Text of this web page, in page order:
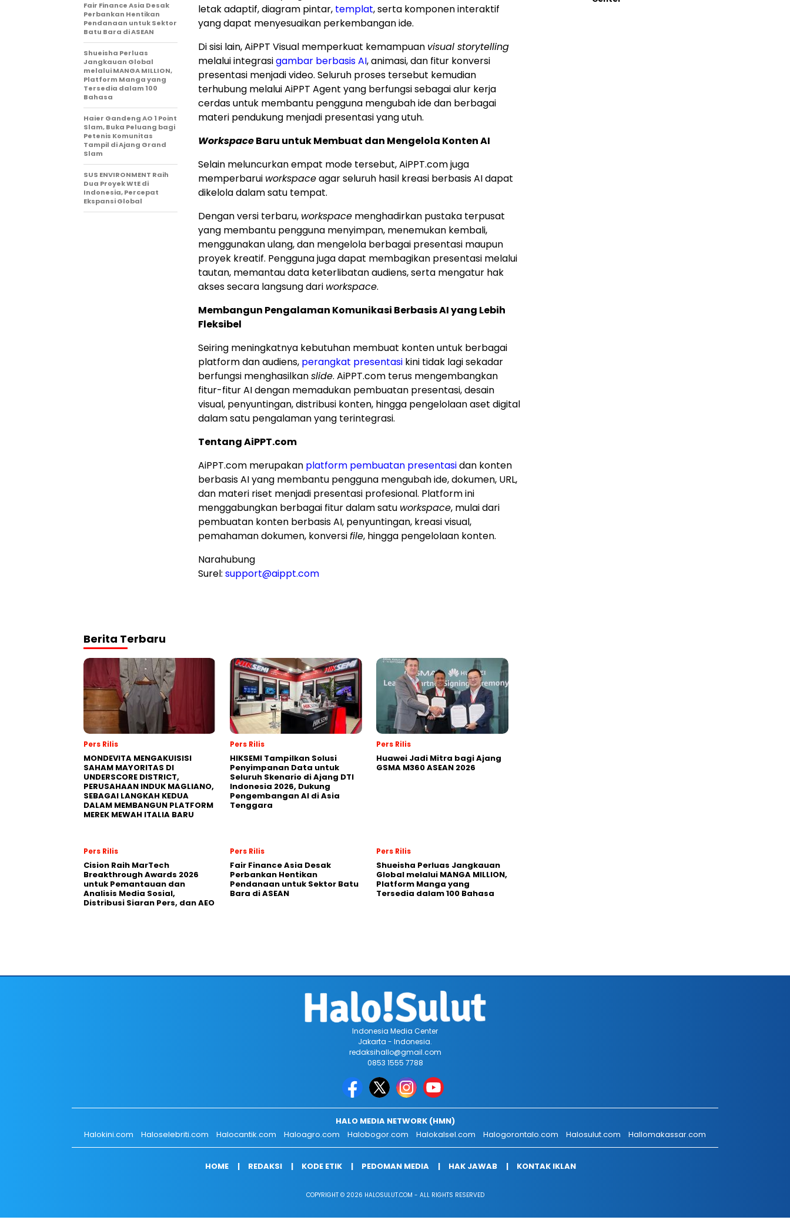
letak adaptif, diagram pintar, templat, serta komponen interaktif
yang dapat menyesuaikan perkembangan ide.
Di sisi lain, AiPPT Visual memperkuat kemampuan visual storytelling
melalui integrasigambar berbasis AI, animasi, dan fitur konversi
presentasi menjadi video. Seluruh proses tersebut kemudian
terhubung melalui AiPPT Agent yang berfungsi sebagai alur kerja
cerdas untuk membantu pengguna mengubah ide dan berbagai
materi pendukung menjadi presentasi yang utuh.
WorkspaceBaru untuk Membuat dan Mengelola Konten AI
Selain meluncurkan empat mode tersebut, AiPPT.com juga
memperbarui workspaceagar seluruh hasil kreasi berbasis AI dapat
dikelola dalam satu tempat.
Dengan versi terbaru, workspace menghadirkan pustaka terpusat
yang membantu pengguna menyimpan, menemukan kembali,
menggunakan ulang, dan mengelola berbagai presentasi maupun
proyek kreatif. Pengguna juga dapat membagikan presentasi melalui
tautan, memantau data keterlibatan audiens, serta mengatur hak
akses secara langsung dari workspace.
Membangun Pengalaman Komunikasi Berbasis AI yang Lebih
Fleksibel
Seiring meningkatnya kebutuhan membuat konten untuk berbagai
platform dan audiens, perangkat presentasi kini tidak lagi sekadar
berfungsi menghasilkanslide. AiPPT.com terus mengembangkan
fitur-fitur AI dengan memadukan pembuatan presentasi, desain
visual, penyuntingan, distribusi konten, hingga pengelolaan aset digital
dalam satu pengalaman yang terintegrasi.
Tentang AiPPT.com
AiPPT.com merupakan platform pembuatan presentasidan konten
berbasis AI yang membantu pengguna mengubah ide, dokumen, URL,
dan materi riset menjadi presentasi profesional. Platform ini
menggabungkan berbagai fitur dalam satu workspace, mulai dari
pembuatan konten berbasis AI, penyuntingan, kreasi visual,
pemahaman dokumen, konversifile, hingga pengelolaan konten.
Narahubung
Surel: support@aippt.com
Fair Finance Asia Desak
Perbankan Hentikan
Pendanaan untuk Sektor
Batu Bara di ASEAN
Shueisha Perluas
Jangkauan Global
melalui MANGA MILLION,
Platform Manga yang
Tersedia dalam 100
Bahasa
Haier Gandeng AO 1 Point
Slam, Buka Peluang bagi
Petenis Komunitas
Tampil di Ajang Grand
Slam
SUS ENVIRONMENT Raih
Dua Proyek WtE di
Indonesia, Percepat
Ekspansi Global
Berita Terbaru
Pers Rilis
MONDEVITA MENGAKUISISI
SAHAM MAYORITAS DI
UNDERSCORE DISTRICT,
PERUSAHAAN INDUK MAGLIANO,
SEBAGAI LANGKAH KEDUA
DALAM MEMBANGUN PLATFORM
MEREK MEWAH ITALIA BARU
Pers Rilis
HIKSEMI Tampilkan Solusi
Penyimpanan Data untuk
Seluruh Skenario di Ajang DTI
Indonesia 2026, Dukung
Pengembangan AI di Asia
Tenggara
Pers Rilis
Huawei Jadi Mitra bagi Ajang
GSMA M360 ASEAN 2026
Pers Rilis
Cision Raih MarTech
Breakthrough Awards 2026
untuk Pemantauan dan
Analisis Media Sosial,
Distribusi Siaran Pers, dan AEO
Pers Rilis
Fair Finance Asia Desak
Perbankan Hentikan
Pendanaan untuk Sektor Batu
Bara di ASEAN
Pers Rilis
Shueisha Perluas Jangkauan
Global melalui MANGA MILLION,
Platform Manga yang
Tersedia dalam 100 Bahasa
Indonesia Media Center
Jakarta - Indonesia.
redaksihallo@gmail.com
0853 1555 7788
HALO MEDIA NETWORK (HMN)
Halokini.com
Haloselebriti.com Halocantik.com Haloagro.com Halobogor.com Halokalsel.com Halogorontalo.com Halosulut.com Hallomakassar.com
HOME REDAKSI KODE ETIK PEDOMAN MEDIA HAK JAWAB KONTAK IKLAN
COPYRIGHT © 2026 HALOSULUT.COM - ALL RIGHTS RESERVED